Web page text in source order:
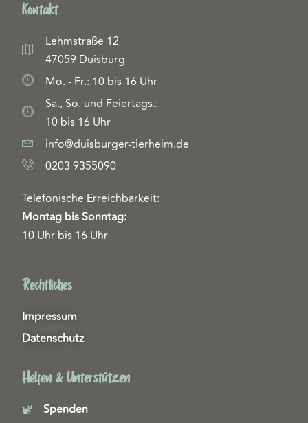
Kontakt
Lehmstraße 12
47059 Duisburg
Mo. - Fr.: 10 bis 16 Uhr
Sa., So. und Feiertags.:
10 bis 16 Uhr
info@duisburger-tierheim.de
0203 9355090
Telefonische Erreichbarkeit:
Montag bis Sonntag:
10 Uhr bis 16 Uhr
Rechtliches
Impressum
Datenschutz
Helfen & Unterstützen
Spenden